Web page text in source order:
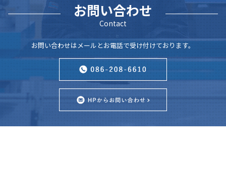
お問い合わせ
Contact
お問い合わせはメールとお電話で受け付けております。